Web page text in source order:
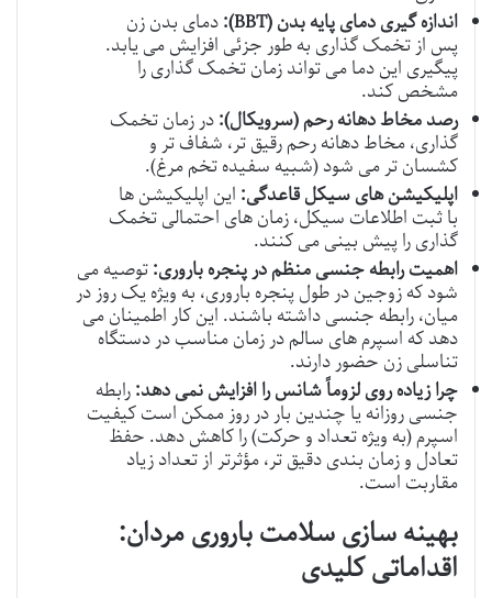
اندازه گیری دمای پایه بدن (BBT):
دمای بدن زن
پس از تخمک گذاری به طور جزئی افزایش می یابد.
پیگیری این دما می تواند زمان تخمک گذاری را
مشخص کند.
رصد مخاط دهانه رحم (سرویکال):در زمان تخمک
گذاری، مخاط دهانه رحم رقیق تر، شفاف تر و
کشسان تر می شود (شبیه سفیده تخم مرغ).
اپلیکیشن های سیکل قاعدگی: این اپلیکیشن ها
با ثبت اطلاعات سیکل، زمان های احتمالی تخمک
گذاری را پیش بینی می کنند.
اهمیت رابطه جنسی منظم در پنجره باروری:توصیه می
شود که زوجین در طول پنجره باروری، به ویژه یک روز در
میان، رابطه جنسی داشته باشند. این کار اطمینان می
دهد که اسپرم های سالم در زمان مناسب در دستگاه
تناسلی زن حضور دارند.
چرا زیاده روی لزوماً شانس را افزایش نمی دهد:رابطه
جنسی روزانه یا چندین بار در روز ممکن است کیفیت
اسپرم (به ویژه تعداد و حرکت) را کاهش دهد. حفظ
تعادل و زمان بندی دقیق تر، مؤثرتر از تعداد زیاد
مقاربت است.
بهینه سازی سلامت باروری مردان:
اقداماتی کلیدی